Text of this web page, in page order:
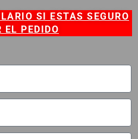
SI ESTAS SEGURO
EL PEDIDO